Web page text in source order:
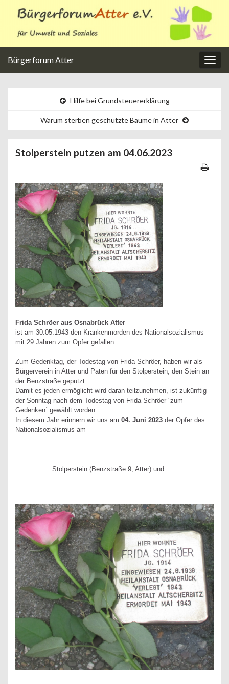
Bürgerforum Atter
Hilfe bei Grundsteuererklärung
Warum sterben geschützte Bäume in Atter
Stolperstein putzen am 04.06.2023
Frida Schröer aus Osnabrück Atter
ist am 30.05.1943 den Krankenmorden des Nationalsozialismus
mit 29 Jahren zum Opfer gefallen.
Zum Gedenktag, der Todestag von Frida Schröer, haben wir als
Bürgerverein in Atter und Paten für den Stolperstein, den Stein an
der Benzstraße geputzt.
Damit es jeden ermöglicht wird daran teilzunehmen, ist zukünftig
der Sonntag nach dem Todestag von Frida Schröer ´zum
Gedenken´ gewählt worden.
In diesem Jahr erinnern wir uns am 04. Juni 2023 der Opfer des
Nationalsozialismus am
Stolperstein (Benzstraße 9, Atter) und